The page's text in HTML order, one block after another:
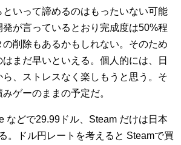
いって諦めるのはもったいない可能
が言っているとおり完成度は50%程
削除もあるかもしれない。そのため
はまだ早いといえる。個人的には、日
、ストレスなく楽しもうと思う。そ
ゲーのままの予定だ。
などで29.99ドル、Steam だけは日本
。ドル円レートを考えると Steamで買